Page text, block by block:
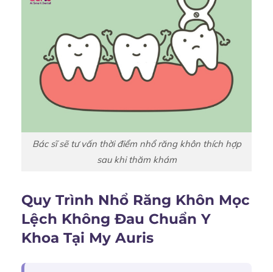
Bác sĩ sẽ tư vấn thời điểm nhổ răng khôn thích hợp
sau khi thăm khám
Quy Trình Nhổ Răng Khôn Mọc
Lệch Không Đau Chuẩn Y
Khoa Tại My Auris